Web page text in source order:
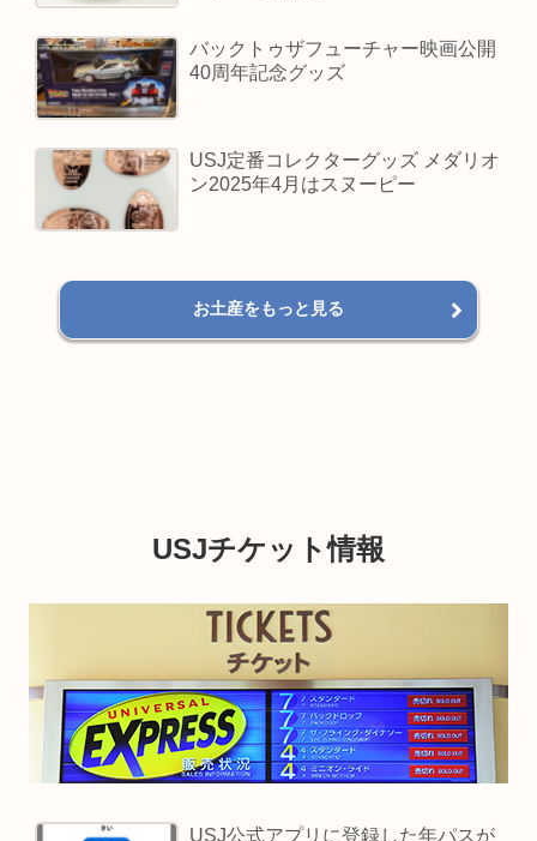
バックトゥザフューチャー映画公開
40周年記念グッズ
USJ定番コレクターグッズ メダリオ
ン2025年4月はスヌーピー
お土産をもっと見る
USJチケット情報
USJ公式アプリに登録した年パスが